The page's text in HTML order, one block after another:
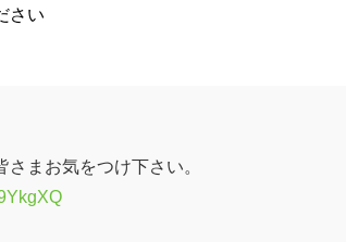
さい
まお気をつけ下さい。